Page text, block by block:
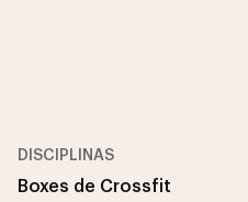
DISCIPLINAS
Boxes de Crossfit